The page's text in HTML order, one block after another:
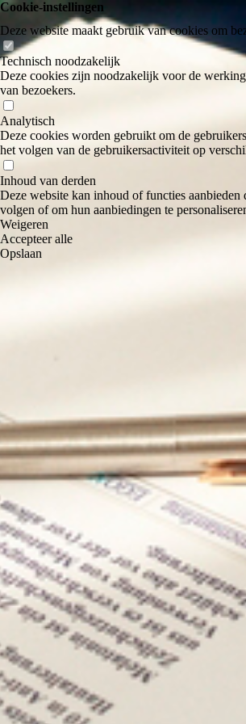
Cookie-instellingen
Deze website maakt gebruik van cookies om
Technisch noodzakelijk
Deze cookies zijn noodzakelijk voor de
van bezoekers.
Analytisch
Deze cookies worden gebruikt om de
het volgen van de gebruikersactiviteit op
Inhoud van derden
Deze website kan inhoud of functies
volgen of om hun aanbiedingen te
Weigeren
Accepteer alle
Opslaan